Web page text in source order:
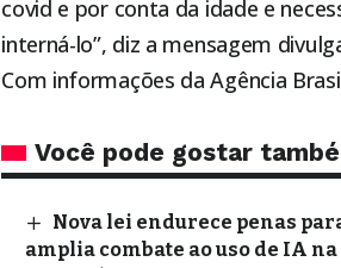
covid e por conta da idade e
interná-lo”, diz a mensagem
Com informações da Agência
Você pode gostar
Nova lei endurece penas
amplia combate ao uso de IA